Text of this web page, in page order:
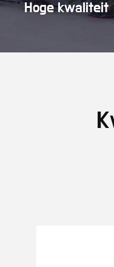
Hoge kwaliteit